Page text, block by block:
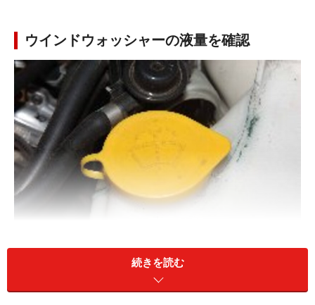
ウインドウォッシャーの液量を確認
ウインドウォッシャー液はエンジンルーム内に設置され
た専用タンクに入れられており、電動ポンプでフロント
ウインド前面のウォッシャーノズルから噴出される構造
続きを読む